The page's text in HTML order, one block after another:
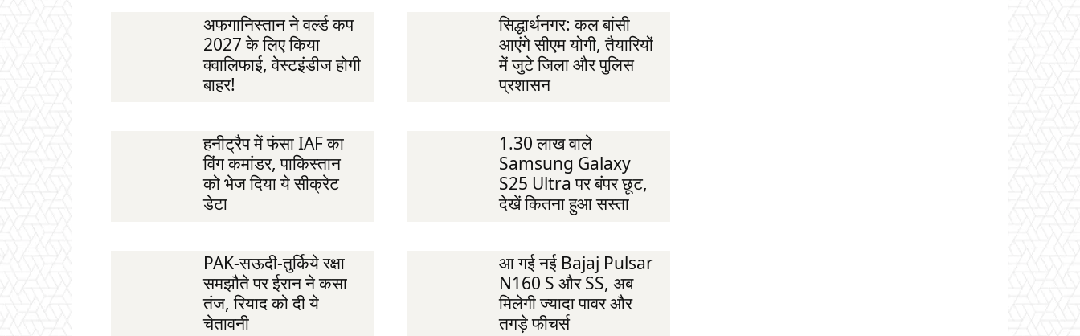
अफगानिस्तान ने वर्ल्ड कप
2027 के लिए किया
क्वालिफाई, वेस्टइंडीज होगी
बाहर!
सिद्धार्थनगर: कल बांसी
आएंगे सीएम योगी, तैयारियों
में जुटे जिला और पुलिस
प्रशासन
हनीट्रैप में फंसा IAF का
विंग कमांडर, पाकिस्तान
को भेज दिया ये सीक्रेट
डेटा
1.30 लाख वाले
Samsung Galaxy
S25 Ultra पर बंपर छूट,
देखें कितना हुआ सस्ता
PAK-सऊदी-तुर्किये रक्षा
समझौते पर ईरान ने कसा
तंज, रियाद को दी ये
चेतावनी
आ गई नई Bajaj Pulsar
N160 S और SS, अब
मिलेगी ज्यादा पावर और
तगड़े फीचर्स